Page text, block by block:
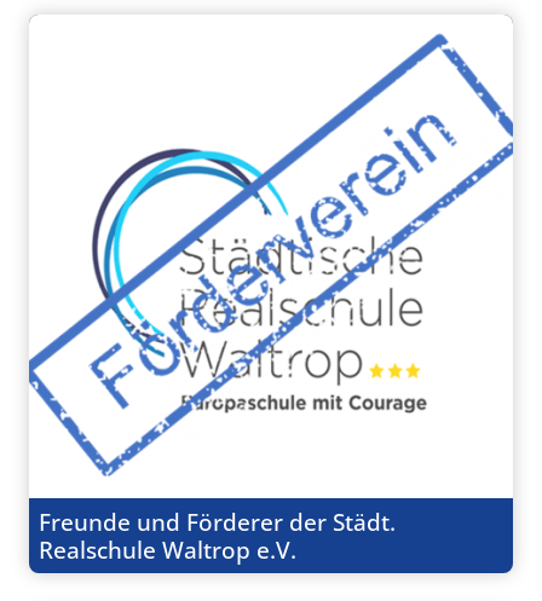
Freunde und Förderer der Städt.
Realschule Waltrop e.V.